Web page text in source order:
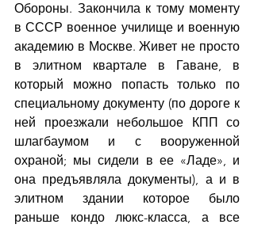
Обороны. Закончила к тому моменту
в СССР военное училище и военную
академию в Москве. Живет не просто
в элитном квартале в Гаване, в
который можно попасть только по
специальному документу (по дороге к
ней проезжали небольшое КПП со
шлагбаумом и с вооруженной
охраной; мы сидели в ее «Ладе», и
она предъявляла документы), а и в
элитном здании которое было
раньше кондо люкс-класса, а все